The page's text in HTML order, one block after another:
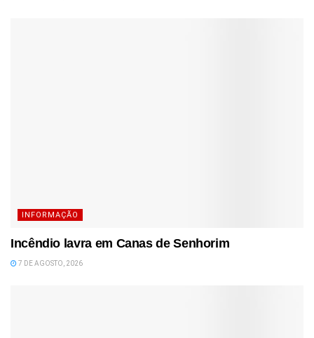
INFORMAÇÃO
Incêndio lavra em Canas de Senhorim
7 DE AGOSTO, 2026